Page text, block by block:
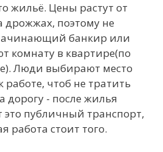
жильё. Цены растут от
дрожжах, поэтому не
банкир или
комнату в квартире(по
Люди выбирают место
работе, чтоб не тратить
дорогу - после жилья
это публичный транспорт,
работа стоит того.